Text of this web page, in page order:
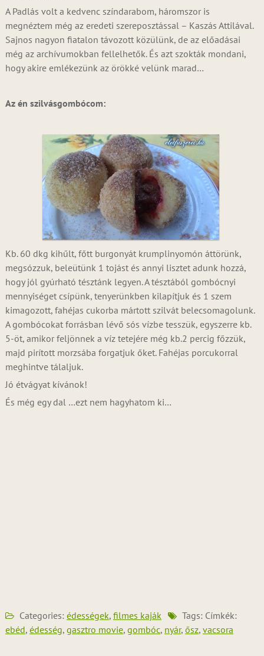
A Padlás volt a kedvenc színdarabom, háromszor is
megnéztem még az eredeti szereposztással – Kaszás Attilával.
Sajnos nagyon fiatalon távozott közülünk, de az előadásai
még az archívumokban fellelhetők. És azt szokták mondani,
hogy akire emlékezünk az örökké velünk marad…
Az én szilvásgombócom:
Kb. 60 dkg kihűlt, főtt burgonyát krumplinyomón áttörünk,
megsózzuk, beleütünk 1 tojást és annyi lisztet adunk hozzá,
hogy jól gyúrható tésztánk legyen. A tésztából gombócnyi
mennyiséget csípünk, tenyerünkben kilapítjuk és 1 szem
kimagozott, fahéjas cukorba mártott szilvát belecsomagolunk.
A gombócokat forrásban lévő sós vízbe tesszük, egyszerre kb.
5-öt, amikor feljönnek a víz tetejére még kb.2 percig főzzük,
majd pirított morzsába forgatjuk őket. Fahéjas porcukorral
meghintve tálaljuk.
Jó étvágyat kívánok!
És még egy dal …ezt nem hagyhatom ki…
Categories: édességek, filmes kaják
Tags: Címkék:
ebéd, édesség, gasztro movie, gombóc, nyár, ősz, vacsora